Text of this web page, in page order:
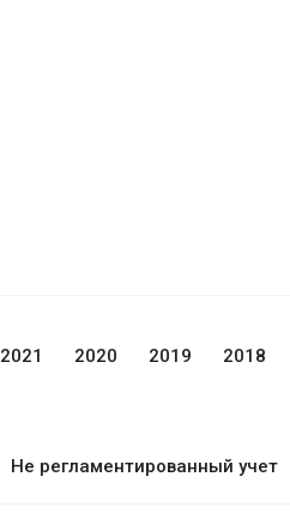
2021 2020 2019 2018
Не регламентированный учет